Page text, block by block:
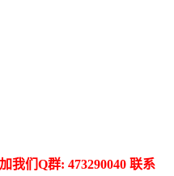
我们Q群: 473290040 联系